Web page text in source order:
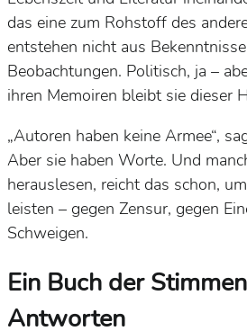
das eine zum Rohstoff des
entstehen nicht aus
Beobachtungen. Politisch, ja –
ihren Memoiren bleibt sie dieser
„Autoren haben keine Armee“,
Aber sie haben Worte. Und
herauslesen, reicht das schon,
leisten – gegen Zensur, gegen
Schweigen.
Ein Buch der
Antworten